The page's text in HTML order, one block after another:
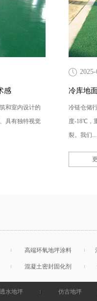
感
和室内设计的
具有独特视觉
冷库地
冷链仓储
度-18℃，
裂。我们...
高端环氧地坪涂料
混凝土密封固化剂
透水地坪 仿古地坪